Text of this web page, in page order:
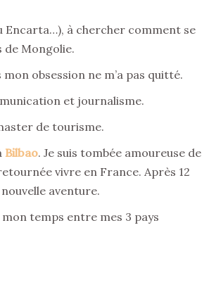
Encarta…), à chercher comment se
Mongolie.
obsession ne m’a pas quitté.
et journalisme.
de tourisme.
Bilbao. Je suis tombée amoureuse de
vivre en France. Après 12
aventure.
temps entre mes 3 pays